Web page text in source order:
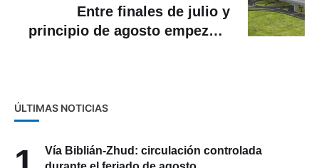
Entre finales de julio y
principio de agosto empezará
ÚLTIMAS NOTICIAS
Vía Biblián-Zhud: circulación controlada